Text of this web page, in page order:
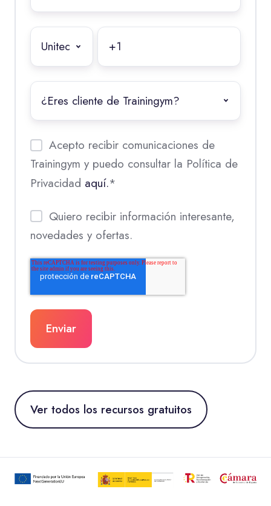
tu
modelo
de
negocio
fitness?
Teléfono
WhatsApp
¿Eres
client@
de
Trainingym?
Acepto recibir comunicaciones de
Trainingym y puedo consultar la Política de
Privacidad aquí.*
Quiero recibir información interesante,
novedades y ofertas.
Ver todos los recursos gratuitos